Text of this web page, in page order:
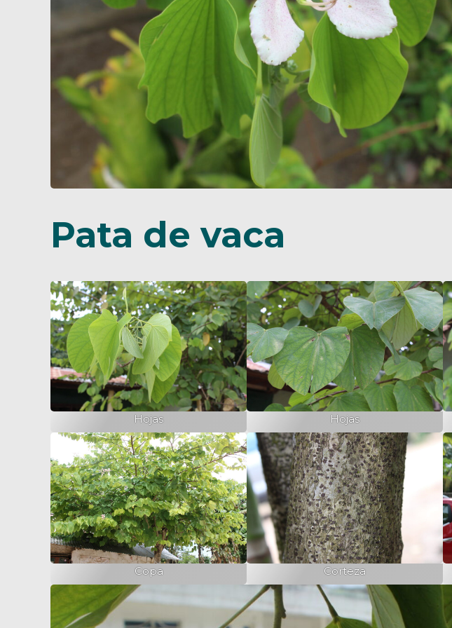
Pata de vaca
Hojas Hojas
Copa Corteza